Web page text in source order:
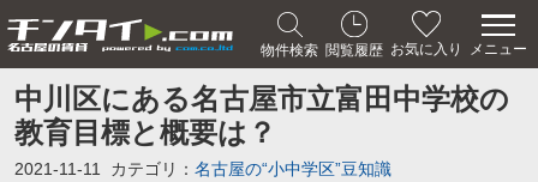
物件検索 閲覧履歴 お気に入り メニュー
中川区にある名古屋市立富田中学校の
教育目標と概要は？
2021-11-11 カテゴリ： 名古屋の“小中学区”豆知識